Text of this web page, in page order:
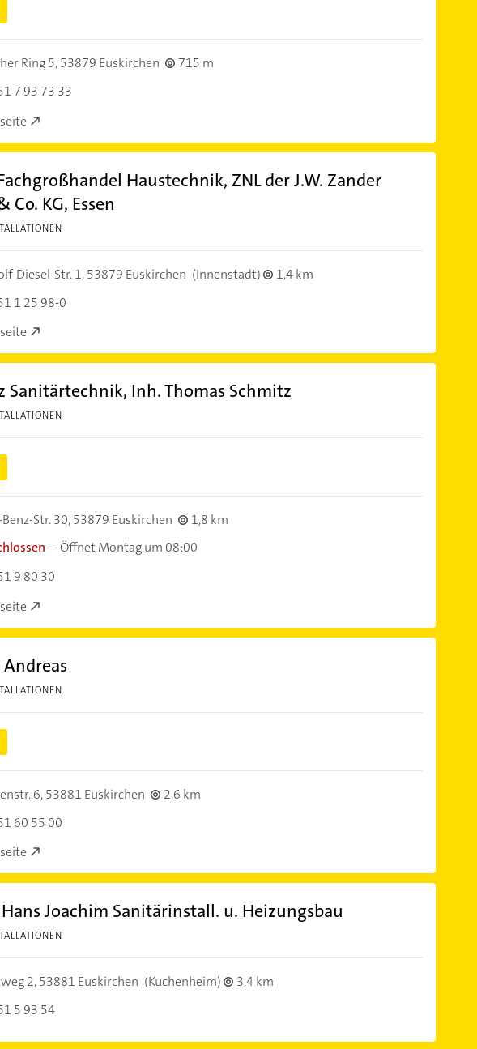
Ring 5,53879 Euskirchen
715 m
7 93 73 33
Haustechnik, ZNL der J.W. Zander
Co. KG, Essen
Diesel-Str. 1,53879 Euskirchen (Innenstadt)
1,4 km
1 25 98-0
Sanitärtechnik, Inh. Thomas Schmitz
Str. 30,53879 Euskirchen
1,8 km
–Öffnet Montag um 08:00
9 80 30
6,53881 Euskirchen
2,6 km
60 55 00
Joachim Sanitärinstall. u. Heizungsbau
2,53881 Euskirchen (Kuchenheim)
3,4 km
5 93 54